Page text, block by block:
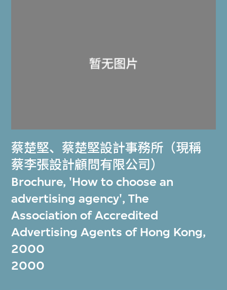
蔡楚堅、 蔡楚堅設計事務所（現稱
蔡李張設計顧問有限公司）
Brochure, 'How to choose an
advertising agency', The
Association of Accredited
Advertising Agents of Hong Kong,
2000
2000